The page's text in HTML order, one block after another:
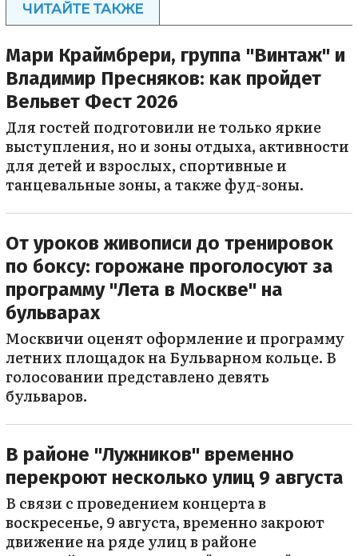
ЧИТАЙТЕ ТАКЖЕ
Мари Краймбрери, группа "Винтаж" и
Владимир Пресняков: как пройдет
Вельвет Фест 2026
Для гостей подготовили не только яркие
выступления, но и зоны отдыха, активности
для детей и взрослых, спортивные и
танцевальные зоны, а также фуд-зоны.
От уроков живописи до тренировок
по боксу: горожане проголосуют за
программу "Лета в Москве" на
бульварах
Москвичи оценят оформление и программу
летних площадок на Бульварном кольце. В
голосовании представлено девять
бульваров.
В районе "Лужников" временно
перекроют несколько улиц 9 августа
В связи с проведением концерта в
воскресенье, 9 августа, временно закроют
движение на ряде улиц в районе